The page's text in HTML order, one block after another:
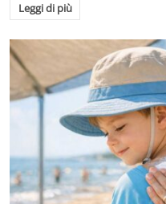
Leggi di più